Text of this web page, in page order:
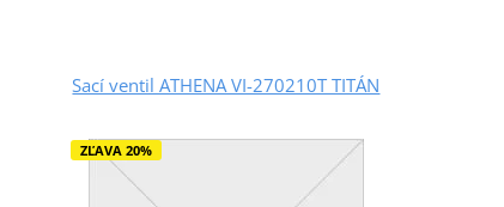
Sací ventil ATHENA VI-270210T TITÁN
ZĽAVA 20%